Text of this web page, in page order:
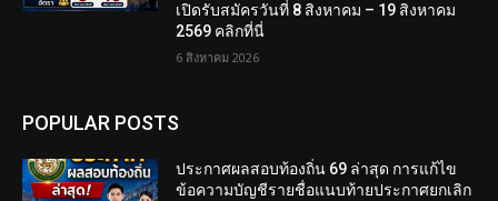
เปิดรับสมัครวันที่ 8 สิงหาคม – 19 สิงหาคม
2569 คลิกที่นี่
6 สิงหาคม 2026
POPULAR POSTS
ประกาศผลสอบท้องถิ่น 69 ล่าสุด การแก้ไข
ข้อความบัญชีรายชื่อแนบท้ายประกาศยกเลิก